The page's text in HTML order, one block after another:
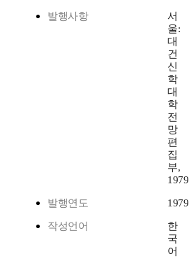
발행사항
서
울:
대
건
신
학
대
학
전
망
편
집
부,
1979
발행연도 1979
작성언어
한
국
어